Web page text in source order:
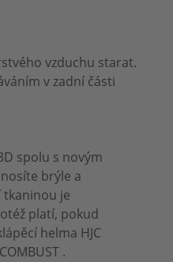
vzduchu starat.
v zadní části
spolu s novým
brýle a
tkaninou je
platí, pokud
helma HJC
.